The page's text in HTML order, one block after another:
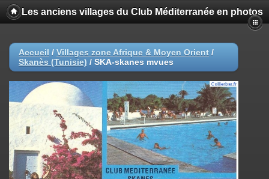
Les anciens villages du Club Méditerranée en photos
Accueil / Villages zone Afrique & Moyen Orient /
Skanès (Tunisie) / SKA-skanes mvues